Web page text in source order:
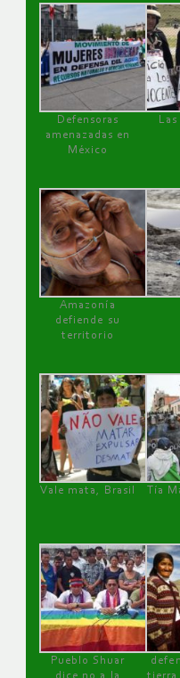
Defensoras
amenazadas en
México
Amazonía
defiende su
territorio
Vale mata, Brasil
Tía
Pueblo Shuar
dice no a la